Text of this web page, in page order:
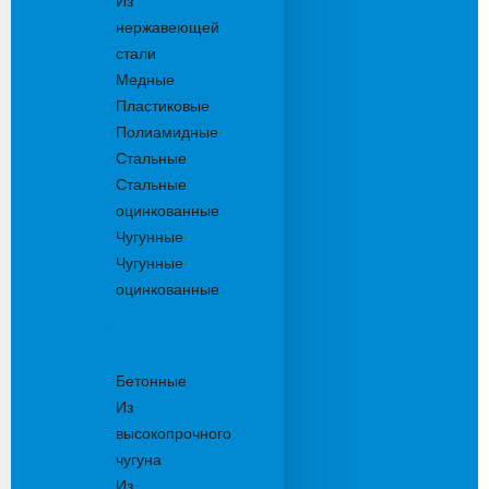
нержавеющей
стали
Медные
Пластиковые
Полиамидные
Стальные
Стальные
оцинкованные
Чугунные
Чугунные
оцинкованные
Бетонные
Из
высокопрочного
чугуна